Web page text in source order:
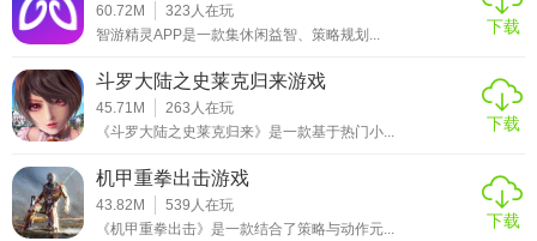
60.72M 323 人在玩
智游精灵APP是一款集休闲益智、策略规划...
下载
斗罗大陆之史莱克归来游戏
45.71M 263 人在玩
《斗罗大陆之史莱克归来》是一款基于热门小...
下载
机甲重拳出击游戏
43.82M 539 人在玩
《机甲重拳出击》是一款结合了策略与动作元...
下载